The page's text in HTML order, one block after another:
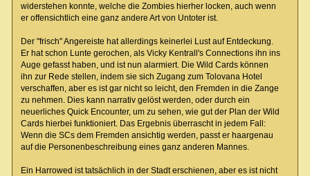
widerstehen konnte, welche die Zombies hierher locken, auch wenn
er offensichtlich eine ganz andere Art von Untoter ist.
Der "frisch" Angereiste hat allerdings keinerlei Lust auf Entdeckung.
Er hat schon Lunte gerochen, als Vicky Kentrall's Connections ihn ins
Auge gefasst haben, und ist nun alarmiert. Die Wild Cards können
ihn zur Rede stellen, indem sie sich Zugang zum Tolovana Hotel
verschaffen, aber es ist gar nicht so leicht, den Fremden in die Zange
zu nehmen. Dies kann narrativ gelöst werden, oder durch ein
neuerliches Quick Encounter, um zu sehen, wie gut der Plan der Wild
Cards hierbei funktioniert. Das Ergebnis überrascht in jedem Fall:
Wenn die SCs dem Fremden ansichtig werden, passt er haargenau
auf die Personenbeschreibung eines ganz anderen Mannes.
Ein Harrowed ist tatsächlich in der Stadt erschienen, aber es ist nicht